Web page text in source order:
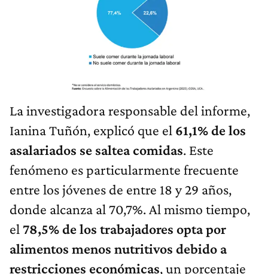
La investigadora responsable del informe,
Ianina Tuñón, explicó que el 61,1% de los
asalariados se saltea comidas. Este
fenómeno es particularmente frecuente
entre los jóvenes de entre 18 y 29 años,
donde alcanza al 70,7%. Al mismo tiempo,
el 78,5% de los trabajadores opta por
alimentos menos nutritivos debido a
restricciones económicas, un porcentaje